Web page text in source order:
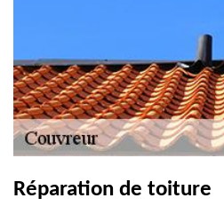
Réparation de toiture